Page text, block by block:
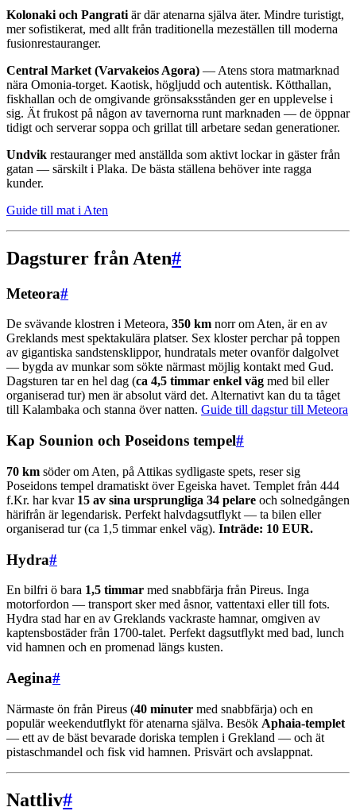
Kolonaki och Pangrati är där atenarna själva äter. Mindre turistigt,
mer sofistikerat, med allt från traditionella mezeställen till moderna
fusionrestauranger.
Central Market (Varvakeios Agora) — Atens stora matmarknad
nära Omonia-torget. Kaotisk, högljudd och autentisk. Kötthallan,
fiskhallan och de omgivande grönsaksstånden ger en upplevelse i
sig. Ät frukost på någon av tavernorna runt marknaden — de öppnar
tidigt och serverar soppa och grillat till arbetare sedan generationer.
Undvik restauranger med anställda som aktivt lockar in gäster från
gatan — särskilt i Plaka. De bästa ställena behöver inte ragga
kunder.
Guide till mat i Aten
Dagsturer från Aten#
Meteora#
De svävande klostren i Meteora, 350 km norr om Aten, är en av
Greklands mest spektakulära platser. Sex kloster perchar på toppen
av gigantiska sandstensklippor, hundratals meter ovanför dalgolvet
— bygda av munkar som sökte närmast möjlig kontakt med Gud.
Dagsturen tar en hel dag (ca 4,5 timmar enkel väg med bil eller
organiserad tur) men är absolut värd det. Alternativt kan du ta tåget
till Kalambaka och stanna över natten. Guide till dagstur till Meteora
Kap Sounion och Poseidons tempel#
70 km söder om Aten, på Attikas sydligaste spets, reser sig
Poseidons tempel dramatiskt över Egeiska havet. Templet från 444
f.Kr. har kvar 15 av sina ursprungliga 34 pelare och solnedgången
härifrån är legendarisk. Perfekt halvdagsutflykt — ta bilen eller
organiserad tur (ca 1,5 timmar enkel väg). Inträde: 10 EUR.
Hydra#
En bilfri ö bara 1,5 timmar med snabbfärja från Pireus. Inga
motorfordon — transport sker med åsnor, vattentaxi eller till fots.
Hydra stad har en av Greklands vackraste hamnar, omgiven av
kaptensbostäder från 1700-talet. Perfekt dagsutflykt med bad, lunch
vid hamnen och en promenad längs kusten.
Aegina#
Närmaste ön från Pireus (40 minuter med snabbfärja) och en
populär weekendutflykt för atenarna själva. Besök Aphaia-templet
— ett av de bäst bevarade doriska templen i Grekland — och ät
pistaschmandel och fisk vid hamnen. Prisvärt och avslappnat.
Nattliv#